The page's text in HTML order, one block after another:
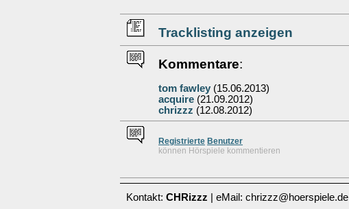
Tracklisting anzeigen
Kommentare:
tom fawley (15.06.2013)
acquire (21.09.2012)
chrizzz (12.08.2012)
Registrierte Benutzer
können Hörspiele kommentieren
Kontakt: CHRizzz | eMail: chrizzz@hoerspiele.de